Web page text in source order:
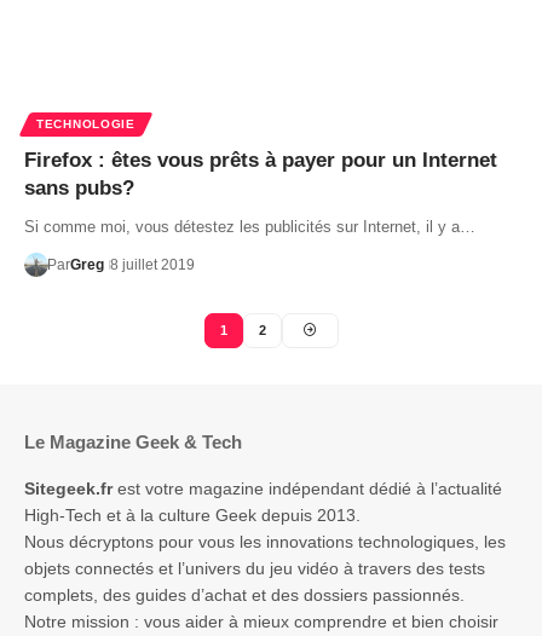
TECHNOLOGIE
Firefox : êtes vous prêts à payer pour un Internet
sans pubs?
Si comme moi, vous détestez les publicités sur Internet, il y a…
ParGreg 8 juillet 2019
1 2
Le Magazine Geek & Tech
Sitegeek.frest votre magazine indépendant dédié à l’actualité
High-Tech et à la culture Geek depuis 2013.
Nous décryptons pour vous les innovations technologiques, les
objets connectés et l’univers du jeu vidéo à travers des tests
complets, des guides d’achat et des dossiers passionnés.
Notre mission : vous aider à mieux comprendre et bien choisir